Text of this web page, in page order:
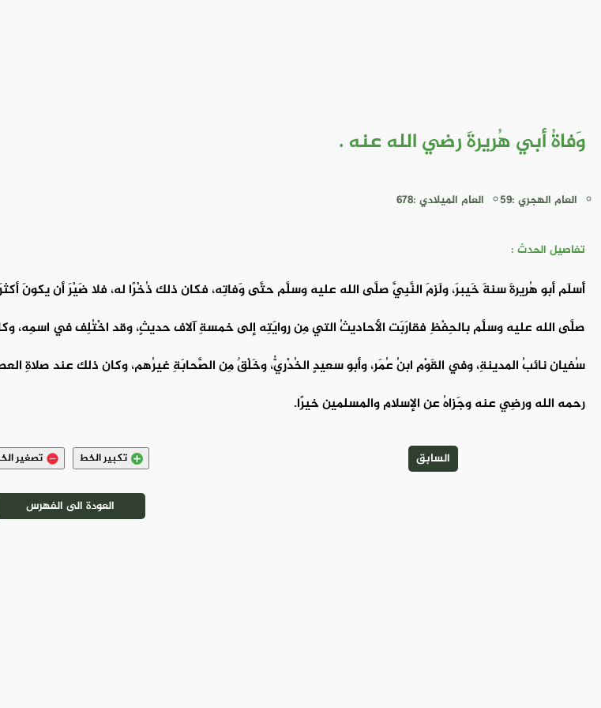
وَفاةُ أبي هُريرةَ رضي الله عنه .
العام الهجري :59 العام الميلادي :678
تفاصيل الحدث :
أَسلَم أبو هُريرةَ سنةَ خَيبرَ، ولَزِمَ النَّبِيَّ صلَّى الله عليه وسلَّم حتَّى وَفاتِه، فكان ذلك ذُخْرًا له، فلا ضَيْرَ أن يكونَ
صلَّى الله عليه وسلَّم بالحِفْظِ فقارَبَت الأحاديثُ التي مِن رِوايَتِه إلى خمسةِ آلاف حديثٍ، وقد اخْتُلِف في اسمِه،
سُفيان نائبُ المدينةِ، وفي القَوْمِ ابنُ عُمَر، وأبو سعيدٍ الخُدْرِيُّ، وخَلْقٌ مِن الصَّحابَةِ غيرُهم، وكان ذلك عند صلاةِ
رحمه الله ورضِي عنه وجَزاهُ عن الإسلام والمسلمين خيرًا.
السابق تكبير الخط تصغير
العودة الى الفهرس